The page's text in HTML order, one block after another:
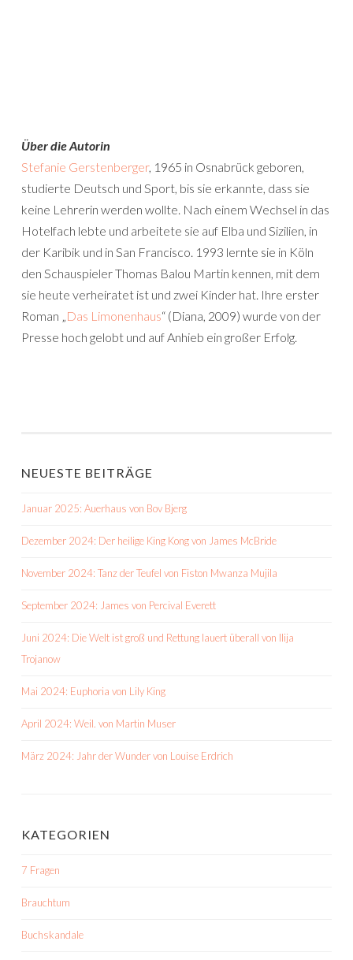
Über die Autorin
Stefanie Gerstenberger, 1965 in Osnabrück geboren,
studierte Deutsch und Sport, bis sie erkannte, dass sie
keine Lehrerin werden wollte. Nach einem Wechsel in das
Hotelfach lebte und arbeitete sie auf Elba und Sizilien, in
der Karibik und in San Francisco. 1993 lernte sie in Köln
den Schauspieler Thomas Balou Martin kennen, mit dem
sie heute verheiratet ist und zwei Kinder hat. Ihre erster
Roman „Das Limonenhaus“ (Diana, 2009) wurde von der
Presse hoch gelobt und auf Anhieb ein großer Erfolg.
NEUESTE BEITRÄGE
Januar 2025: Auerhaus von Bov Bjerg
Dezember 2024: Der heilige King Kong von James McBride
November 2024: Tanz der Teufel von Fiston Mwanza Mujila
September 2024: James von Percival Everett
Juni 2024: Die Welt ist groß und Rettung lauert überall von Ilija
Trojanow
Mai 2024: Euphoria von Lily King
April 2024: Weil. von Martin Muser
März 2024: Jahr der Wunder von Louise Erdrich
KATEGORIEN
7 Fragen
Brauchtum
Buchskandale